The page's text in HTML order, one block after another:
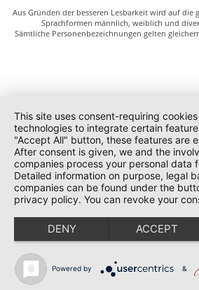
Aus Gründen der besseren Lesbarkeit wird auf die
Sprachformen männlich, weiblich und
Sämtliche Personenbezeichnungen gelten
This site uses consent-requiring
technologies to integrate certain
"Accept All" button, these features are
After consent is given, we and the
companies process your personal data
Detailed information on purpose, legal
companies can be found under the
privacy policy. You can revoke your
DENY ACCEPT
Powered by &